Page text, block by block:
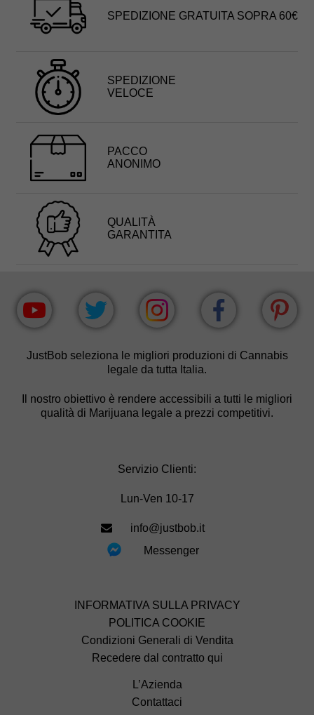
SPEDIZIONE GRATUITA SOPRA 60€
SPEDIZIONE
VELOCE
PACCO
ANONIMO
QUALITÀ
GARANTITA
JustBob seleziona le migliori produzioni di Cannabis
legale da tutta Italia.
Il nostro obiettivo è rendere accessibili a tutti le migliori
qualità di Marijuana legale a prezzi competitivi.
Servizio Clienti:
Lun-Ven 10-17
info@justbob.it
Messenger
INFORMATIVA SULLA PRIVACY
POLITICA COOKIE
Condizioni Generali di Vendita
Recedere dal contratto qui
L’Azienda
Contattaci